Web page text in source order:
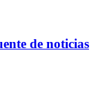
de noticias